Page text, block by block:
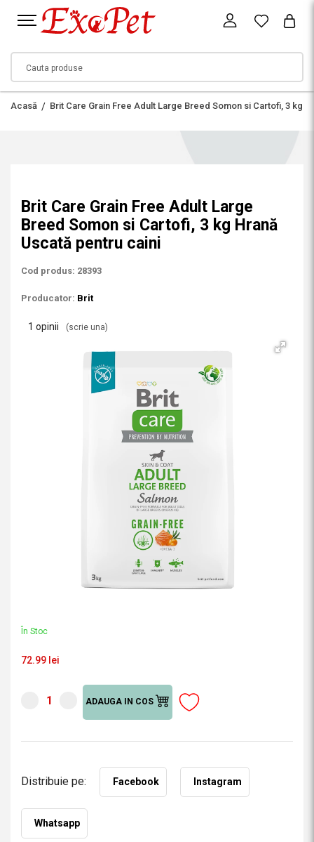
Acasă Brit Care Grain Free Adult Large Breed Somon si Cartofi, 3 kg
Brit Care Grain Free Adult Large
Breed Somon si Cartofi, 3 kg Hrană
Uscată pentru caini
Cod produs: 28393
Producator: Brit
1 opinii (scrie una)
În Stoc
72.99 lei
ADAUGA IN COS
Distribuie pe: Facebook Instagram
Whatsapp